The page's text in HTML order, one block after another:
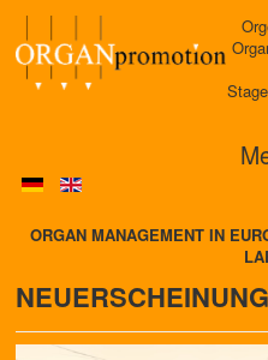
ORGAN MANAGEMENT IN
NEUERSCHEINUNG